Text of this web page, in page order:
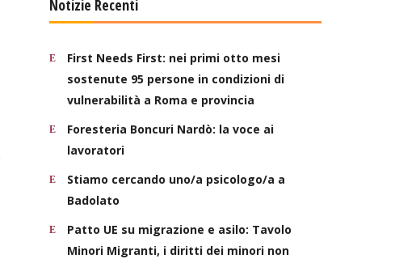
Notizie Recenti
First Needs First: nei primi otto mesi
sostenute 95 persone in condizioni di
vulnerabilità a Roma e provincia
Foresteria Boncuri Nardò: la voce ai
lavoratori
Stiamo cercando uno/a psicologo/a a
Badolato
Patto UE su migrazione e asilo: Tavolo
Minori Migranti, i diritti dei minori non